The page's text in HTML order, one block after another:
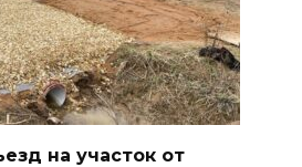
на участок от